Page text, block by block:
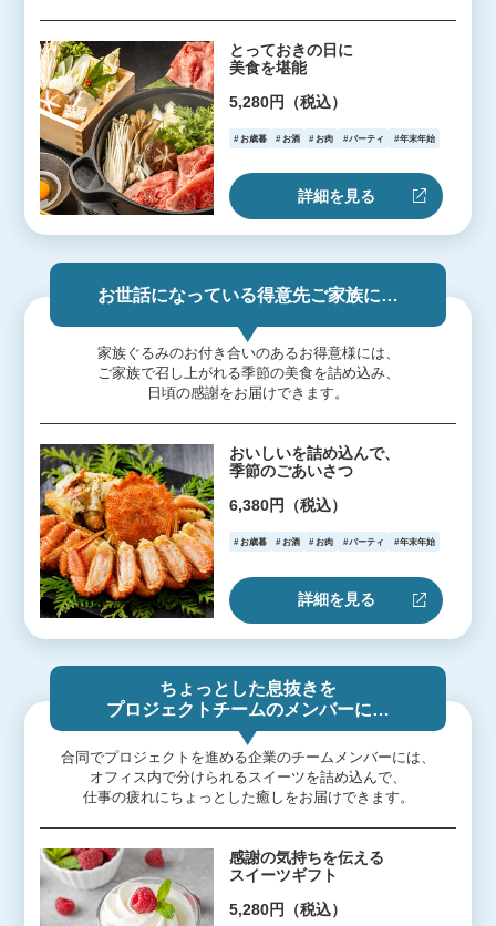
とっておきの日に
美食を堪能
5,280円（税込）
お歳暮 お酒 お肉 パーティ 年末年始
詳細を見る
お世話になっている得意先ご家族に…
家族ぐるみのお付き合いのあるお得意様には、
ご家族で召し上がれる季節の美食を詰め込み、
日頃の感謝をお届けできます。
おいしいを詰め込んで、
季節のごあいさつ
6,380円（税込）
お歳暮 お酒 お肉 パーティ 年末年始
詳細を見る
ちょっとした息抜きを
プロジェクトチームのメンバーに…
合同でプロジェクトを進める企業のチームメンバーには、
オフィス内で分けられるスイーツを詰め込んで、
仕事の疲れにちょっとした癒しをお届けできます。
感謝の気持ちを伝える
スイーツギフト
5,280円（税込）